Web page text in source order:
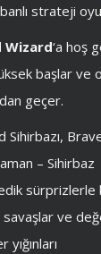
strateji
Wizard‘a hoş
başlar ve
geçer.
Sihirbazı,
– Sihirbaz
sürprizlerle
ve
yığınları